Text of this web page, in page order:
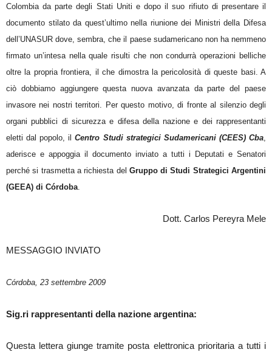
Colombia da parte degli Stati Uniti e dopo il suo rifiuto di presentare il
documento stilato da quest’ultimo nella riunione dei Ministri della Difesa
dell’UNASUR dove, sembra, che il paese sudamericano non ha nemmeno
firmato un’intesa nella quale risulti che non condurrà operazioni belliche
oltre la propria frontiera, il che dimostra la pericolosità di queste basi. A
ciò dobbiamo aggiungere questa nuova avanzata da parte del paese
invasore nei nostri territori. Per questo motivo, di fronte al silenzio degli
organi pubblici di sicurezza e difesa della nazione e dei rappresentanti
eletti dal popolo, ilCentro Studi strategici Sudamericani (CEES) Cba
aderisce e appoggia il documento inviato a tutti i Deputati e Senatori
perché si trasmetta a richiesta del Gruppo di Studi Strategici Argentini
(GEEA) di Córdoba
Dott. Carlos Pereyra Mele
MESSAGGIO INVIATO
Córdoba, 23 settembre 2009
Sig.ri rappresentanti della nazione argentina:
Questa lettera giunge tramite posta elettronica prioritaria a tutti i